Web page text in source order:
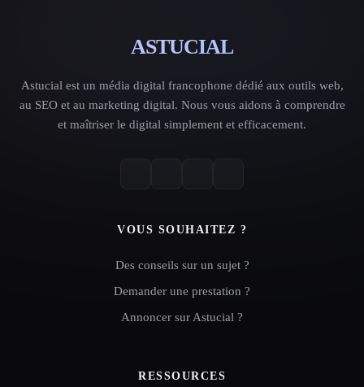
ASTUCIAL
Astucial est un média digital francophone dédié aux outils web,
au SEO et au marketing digital. Nous vous aidons à comprendre
et maîtriser le digital simplement et efficacement.
VOUS SOUHAITEZ ?
Des conseils sur un sujet ?
Demander une prestation ?
Annoncer sur Astucial ?
RESSOURCES